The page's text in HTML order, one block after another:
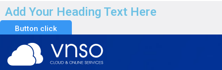
Add Your Heading Text Here
Button click